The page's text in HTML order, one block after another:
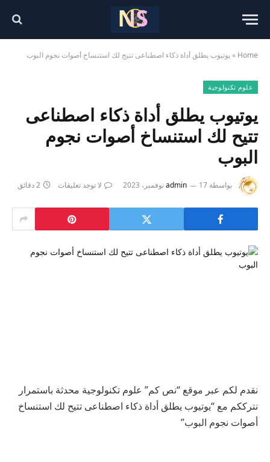
Home
»يوتيوب يطلق أداة ذكاء اصطناعى تتيح لك استنساخ أصوات نجوم البوب
علوم تكنولوجية
يوتيوب يطلق أداة ذكاء اصطناعى
تتيح لك استنساخ أصوات نجوم
البوب
بواسطة admin 17 نوفمبر، 2023 لا توجد تعليقات 2 دقائق
نقدم لكم عبر موقع “نص كم” علوم تكنولوجية محدثة باستمرار
نترككم مع “يوتيوب يطلق أداة ذكاء اصطناعى تتيح لك استنساخ
أصوات نجوم البوب”